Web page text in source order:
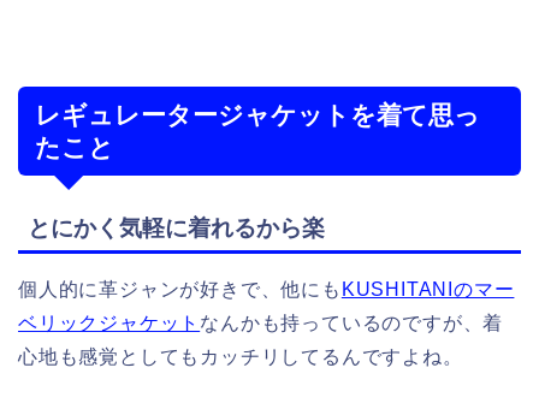
レギュレータージャケットを着て思っ
たこと
とにかく気軽に着れるから楽
個人的に革ジャンが好きで、他にも KUSHITANIのマー
ベリックジャケット なんかも持っているのですが、着
心地も感覚としてもカッチリしてるんですよね。